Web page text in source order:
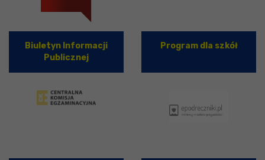
Biuletyn Informacji
Publicznej
Program dla szkół